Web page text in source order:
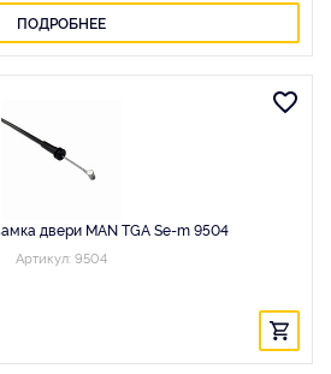
ПОДРОБНЕЕ
двери MAN TGA Se-m 9504
Артикул: 9504